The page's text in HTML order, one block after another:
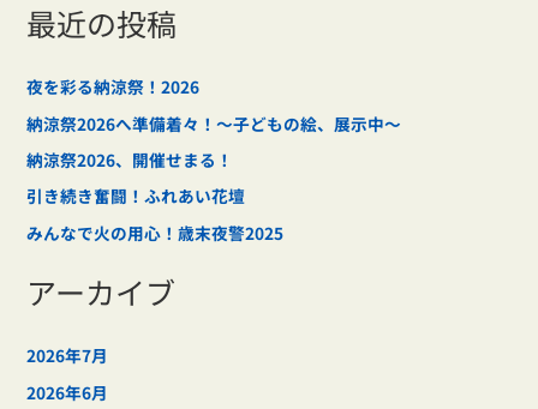
対
:
最近の投稿
夜を彩る納涼祭！2026
納涼祭2026へ準備着々！～子どもの絵、展示中～
納涼祭2026、開催せまる！
引き続き奮闘！ふれあい花壇
みんなで火の用心！歳末夜警2025
アーカイブ
2026年7月
2026年6月